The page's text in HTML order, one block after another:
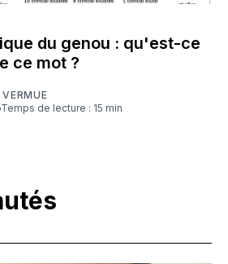
du genou : qu'est-ce
ce mot ?
Temps de lecture : 15 min